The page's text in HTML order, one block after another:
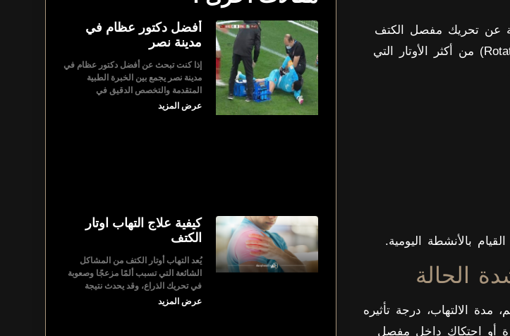
عن تحريك مفصل الكتف
وربط عضلات الكتف بعظام الذراع. وتعتبر أوتار الكفة المدورة (Rotator Cuff) من أكثر الأوتار التي
بالأنشطة اليومية.
الحالة
الالتهاب، درجة تأثيره
أو احتكاك داخل مفصل
أفضل دكتور عظام في
مدينة نصر
إذا كنت تبحث عن أفضل دكتور عظام في
مدينة نصر يجمع بين الخبرة الطبية
المتقدمة والتخصص الدقيق في
عرض المزيد
كيفية علاج التهاب اوتار
الكتف
يُعد التهاب أوتار الكتف من المشاكل
الشائعة التي تسبب ألمًا مزعجًا وصعوبة
في تحريك الذراع، وقد يحدث نتيجة
عرض المزيد